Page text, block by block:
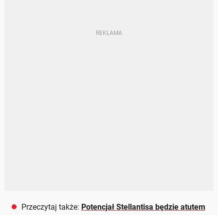
Przeczytaj także: Potencjał Stellantisa będzie atutem